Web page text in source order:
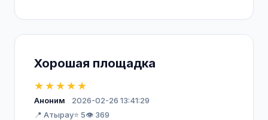
Хорошая площадка
★★★★★
Аноним
2026-02-26 13:41:29
📍 Атырау⭐ 5👁️ 369